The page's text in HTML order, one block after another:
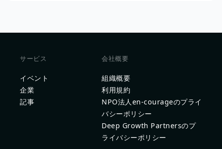
サービス
イベント
企業
記事
会社概要
組織概要
利用規約
NPO法人en-courageのプライ
バシーポリシー
Deep Growth Partnersのプ
ライバシーポリシー